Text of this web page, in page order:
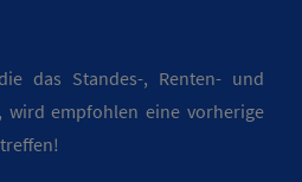
das Standes-, Renten- und
wird empfohlen eine vorherige